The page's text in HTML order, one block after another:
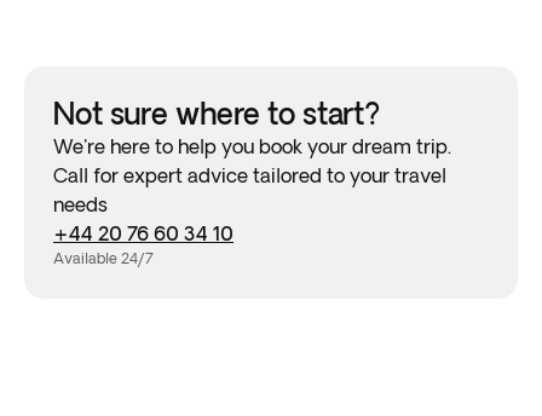
Not sure where to start?
We're here to help you book your dream trip.
Call for expert advice tailored to your travel
needs
+44 20 76 60 34 10
Available 24/7